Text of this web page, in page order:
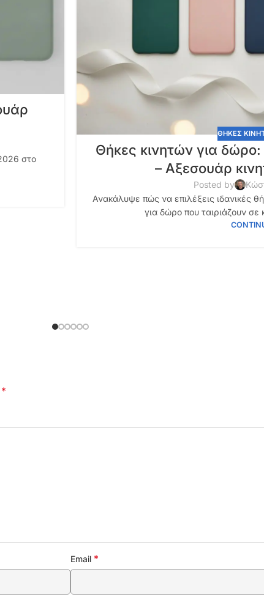
στο
ΘΗΚΕΣ
Θήκες κινητών για
– Αξεσουάρ
Posted by
Ανακάλυψε πώς να επιλέξεις ιδανικές
για δώρο που ταιριάζουν σε
*
Email *